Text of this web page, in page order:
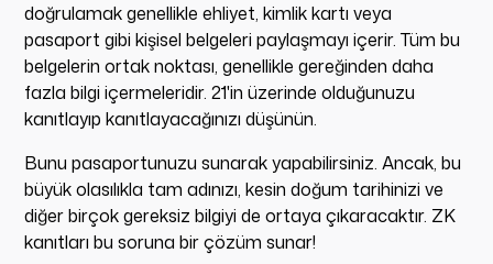
doğrulamak genellikle ehliyet, kimlik kartı veya
pasaport gibi kişisel belgeleri paylaşmayı içerir. Tüm bu
belgelerin ortak noktası, genellikle gereğinden daha
fazla bilgi içermeleridir. 21'in üzerinde olduğunuzu
kanıtlayıp kanıtlayacağınızı düşünün.
Bunu pasaportunuzu sunarak yapabilirsiniz. Ancak, bu
büyük olasılıkla tam adınızı, kesin doğum tarihinizi ve
diğer birçok gereksiz bilgiyi de ortaya çıkaracaktır. ZK
kanıtları bu soruna bir çözüm sunar!